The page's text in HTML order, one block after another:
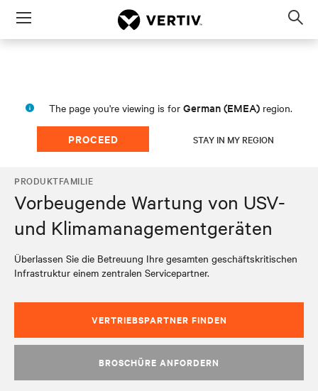
Menu
The page you're viewing is for German (EMEA) region.
PROCEED STAY IN MY REGION
PRODUKTFAMILIE
Vorbeugende Wartung von USV-
und Klimamanagementgeräten
Überlassen Sie die Betreuung Ihre gesamten geschäftskritischen
Infrastruktur einem zentralen Servicepartner.
VERTRIEBSPARTNER FINDEN
BROSCHÜRE ANFORDERN